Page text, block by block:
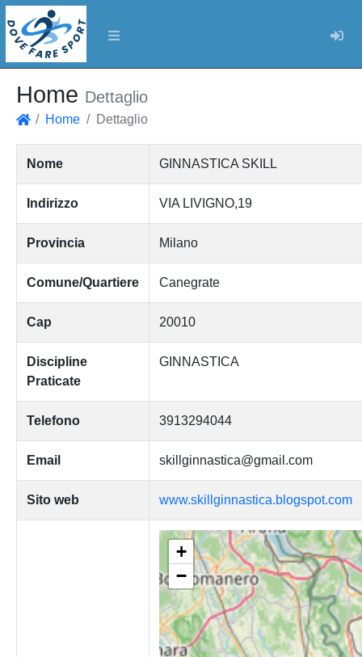
Home Dettaglio
Home Dettaglio
Nome GINNASTICA SKILL
Indirizzo VIA LIVIGNO,19
Provincia Milano
Comune/Quartiere Canegrate
Cap 20010
Discipline
Praticate
GINNASTICA
Telefono 3913294044
Email skillginnastica@gmail.com
Sito web www.skillginnastica.blogspot.com
+
−